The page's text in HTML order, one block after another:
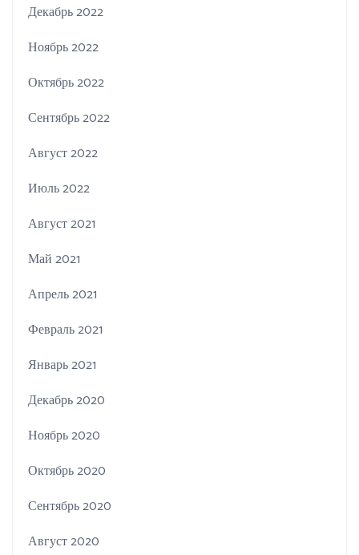
Декабрь 2022
Ноябрь 2022
Октябрь 2022
Сентябрь 2022
Август 2022
Июль 2022
Август 2021
Май 2021
Апрель 2021
Февраль 2021
Январь 2021
Декабрь 2020
Ноябрь 2020
Октябрь 2020
Сентябрь 2020
Август 2020